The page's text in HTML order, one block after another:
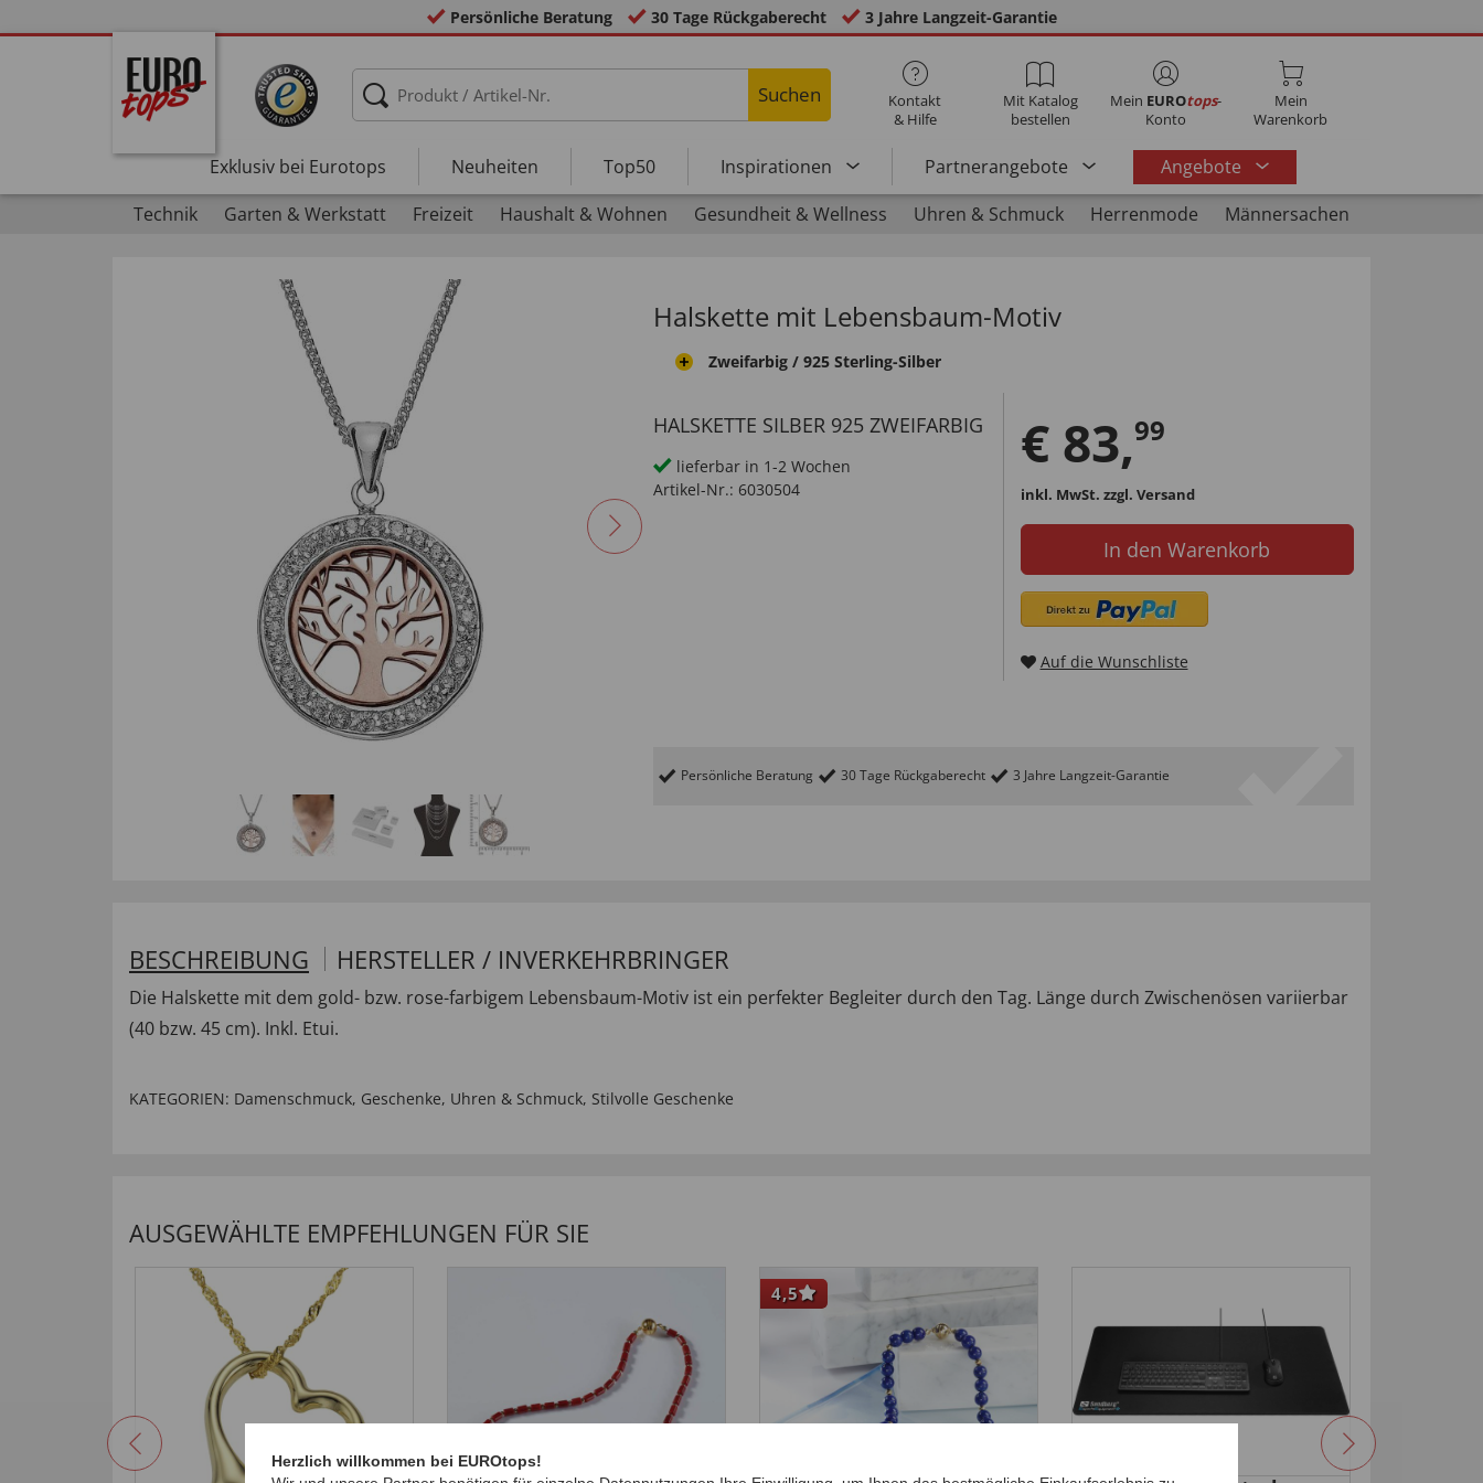
Persönliche Beratung 30 Tage Rückgaberecht 3 Jahre Langzeit-Garantie
Suchen
Kontakt
& Hilfe
Mit Katalog
bestellen
Mein EUROtops-
Konto
Mein
Warenkorb
Exklusiv bei Eurotops Neuheiten Top50 Inspirationen Partnerangebote
Angebote
Technik
Garten & Werkstatt Freizeit Haushalt & Wohnen Gesundheit & Wellness Uhren & Schmuck Herrenmode Männersachen
Halskette mit Lebensbaum-Motiv
Zweifarbig / 925 Sterling-Silber
HALSKETTE SILBER 925 ZWEIFARBIG
lieferbar in 1-2 Wochen
Artikel-Nr.: 6030504
€ 83,99
inkl. MwSt. zzgl. Versand
In den Warenkorb
Auf die Wunschliste
Persönliche Beratung 30 Tage Rückgaberecht 3 Jahre Langzeit-Garantie
BESCHREIBUNG HERSTELLER / INVERKEHRBRINGER
Die Halskette mit dem gold- bzw. rose-farbigem Lebensbaum-Motiv ist ein perfekter Begleiter durch den Tag. Länge durch Zwischenösen variierbar
(40 bzw. 45 cm). Inkl. Etui.
KATEGORIEN: Damenschmuck, Geschenke, Uhren & Schmuck, Stilvolle Geschenke
AUSGEWÄHLTE EMPFEHLUNGEN FÜR SIE
4,5
Herzlich willkommen bei EUROtops!